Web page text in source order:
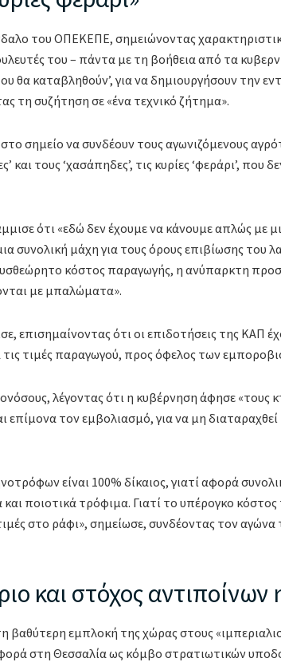
του ΟΠΕΚΕΠΕ, σημειώνοντας
του – πάντα με τη βοήθεια από τα
θα καταβληθούν’, για να δημιουργήσουν την
τη συζήτηση σε «ένα τεχνικό ζήτημα».
σημείο να συνδέουν τους αγωνιζόμενους
και τους ‘χασάπηδες’, τις κυρίες ‘φεράρι’, που
ότι «εδώ δεν έχουμε να κάνουμε απλώς με
συνολική μάχη για τους όρους επιβίωσης του
κόστος παραγωγής, η ανύπαρκτη
με μπαλώματα».
επισημαίνοντας ότι οι επιδοτήσεις της ΚΑΠ
τις τιμές παραγωγού, προς όφελος των
λέγοντας ότι η κυβέρνηση άφησε
επίμονα τον εμβολιασμό, για να μη
είναι 100% δίκαιος, γιατί αφορά
ποιοτικά τρόφιμα. Γιατί το υπέρογκο
στο ράφι», σημείωσε, συνδέοντας τον αγώνα
και στόχος αντιποίνων
εμπλοκή της χώρας στους
στη Θεσσαλία ως κόμβο στρατιωτικών